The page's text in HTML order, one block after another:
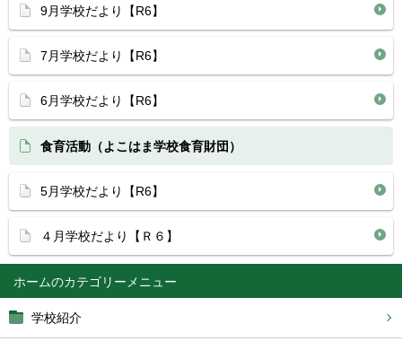
ホーム
学校紹介
9月学校だより【R6】
7月学校だより【R6】
6月学校だより【R6】
食育活動（よこはま学校食育財団）
5月学校だより【R6】
４月学校だより【Ｒ６】